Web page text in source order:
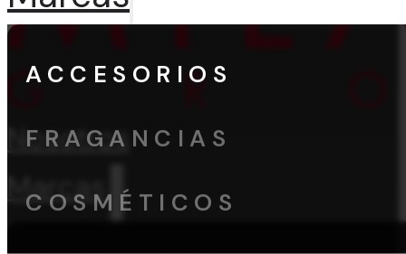
Nosotros
Marcas
ACCESORIOS
FRAGANCIAS
COSMÉTICOS